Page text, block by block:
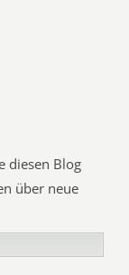
diesen Blog
über neue